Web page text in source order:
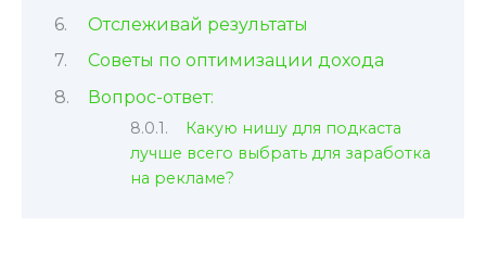
Отслеживай результаты
Советы по оптимизации дохода
Вопрос-ответ:
Какую нишу для подкаста
лучше всего выбрать для заработка
на рекламе?